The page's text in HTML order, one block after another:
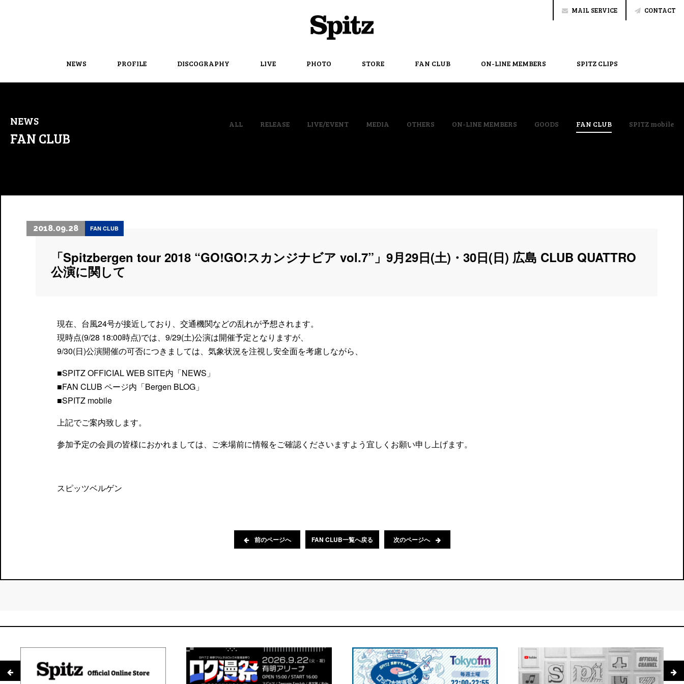
NEWS PROFILE DISCOGRAPHY LIVE PHOTO STORE FAN CLUB ON-LINE MEMBERS SPITZ CLIPS
MAIL SERVICE CONTACT
NEWS
FAN CLUB
ALL RELEASE LIVE/EVENT MEDIA OTHERS ON-LINE MEMBERS GOODS FAN CLUB SPITZ mobile
2018.09.28 FAN CLUB
「Spitzbergen tour 2018 “GO!GO!スカンジナビア vol.7”」9月29日(土)・30日(日) 広島 CLUB QUATTRO
公演に関して
現在、台風24号が接近しており、交通機関などの乱れが予想されます。
現時点(9/28 18:00時点)では、9/29(土)公演は開催予定となりますが、
9/30(日)公演開催の可否につきましては、気象状況を注視し安全面を考慮しながら、
■SPITZ OFFICIAL WEB SITE内「NEWS」
■FAN CLUB ページ内「Bergen BLOG」
■SPITZ mobile
上記でご案内致します。
参加予定の会員の皆様におかれましては、ご来場前に情報をご確認くださいますよう宜しくお願い申し上げます。
スピッツベルゲン
前のページへ FAN CLUB一覧へ戻る 次のページへ